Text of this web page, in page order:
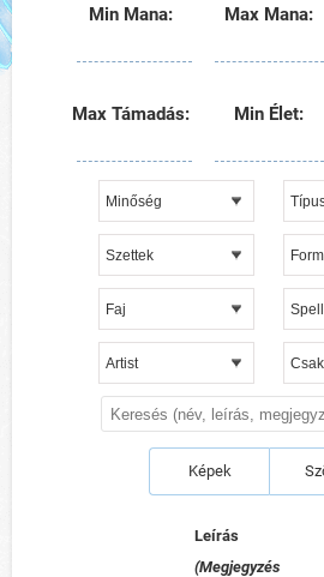
Min Mana: Max Mana:
Max Támadás: Min Élet:
Képek
Leírás
(Megjegyzés